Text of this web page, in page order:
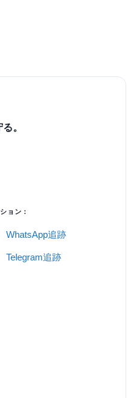
。
ョン：
WhatsApp追跡
Telegram追跡